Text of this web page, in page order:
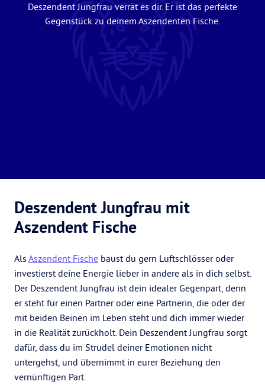
Deszendent Jungfrau verrät es dir. Er ist das perfekte
Gegenstück zu deinem Aszendenten Fische.
Deszendent Jungfrau mit
Aszendent Fische
Als Aszendent Fische baust du gern Luftschlösser oder
investierst deine Energie lieber in andere als in dich selbst.
Der Deszendent Jungfrau ist dein idealer Gegenpart, denn
er steht für einen Partner oder eine Partnerin, die oder der
mit beiden Beinen im Leben steht und dich immer wieder
in die Realität zurückholt. Dein Deszendent Jungfrau sorgt
dafür, dass du im Strudel deiner Emotionen nicht
untergehst, und übernimmt in eurer Beziehung den
vernünftigen Part.